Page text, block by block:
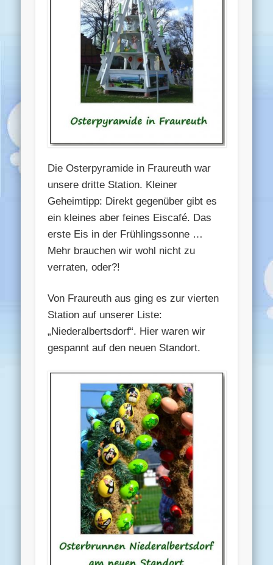
Die Osterpyramide in Fraureuth war
unsere dritte Station. Kleiner
Geheimtipp: Direkt gegenüber gibt es
ein kleines aber feines Eiscafé. Das
erste Eis in der Frühlingssonne …
Mehr brauchen wir wohl nicht zu
verraten, oder?!
Von Fraureuth aus ging es zur vierten
Station auf unserer Liste:
„Niederalbertsdorf“. Hier waren wir
gespannt auf den neuen Standort.